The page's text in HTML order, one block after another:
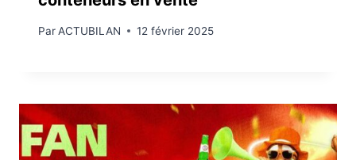
ParACTUBILAN 12 février 2025